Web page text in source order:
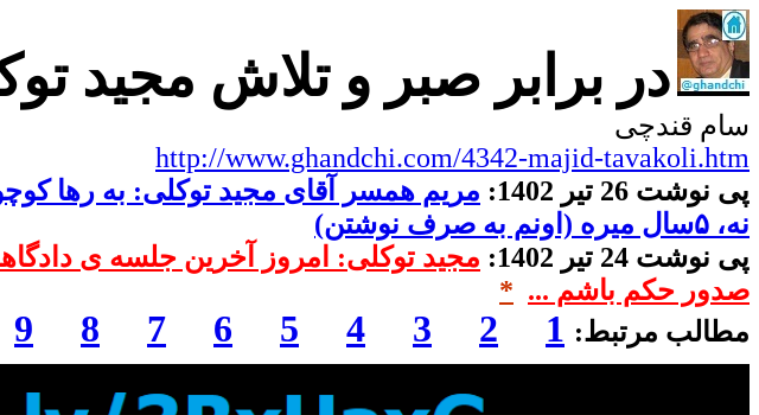
در برابر صبر و تلاش مجید
سام قندچی
http://www.ghandchi.com/4342-majid-tavakoli.htm
پی نوشت 26 تیر 1402:
نه، ۵سال میره (اونم به صرف نوشتن)
پی نوشت 24 تیر 1402:
صدور حکم باشم ... *
مطالب مرتبط: 1
2
3
4
5
6
7
8
9